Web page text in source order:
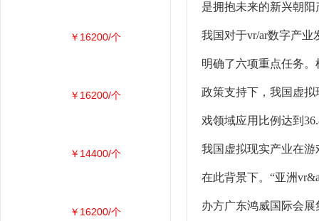
是拥抱未来的新兴朝
我国对于vr/ar数字产业
明确了六项重点任务
政策支持下，我国虚
戏领域应用比例达到
我国虚拟现实产业在
在此背景下。“亚洲
办方广东鸿威国际会
￥16200/个
￥16200/个
￥14400/个
￥16200/个